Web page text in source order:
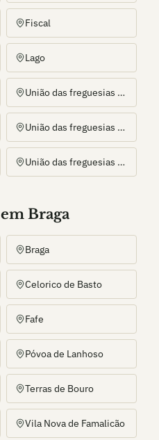
Fiscal
Lago
União das freguesias de Amares e Figueiredo
União das freguesias de Ferreiros, Prozelo e Besteiros
União das freguesias de Vilela, Seramil e Paredes Secas
em Braga
Braga
Celorico de Basto
Fafe
Póvoa de Lanhoso
Terras de Bouro
Vila Nova de Famalicão